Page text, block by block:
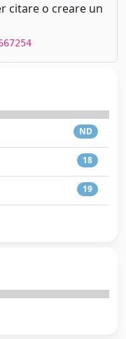
citare o creare un
ND
18
19